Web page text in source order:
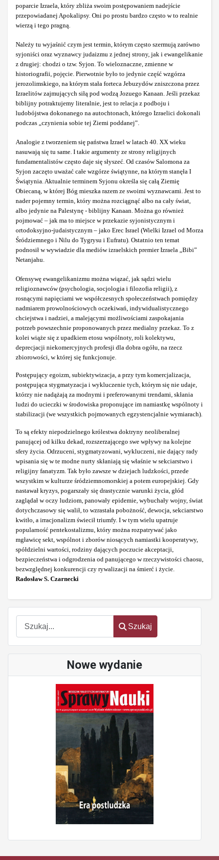
Szukaj
Szukaj
Nowe wydanie
poparcie Izraela, który zbliża swoim postępowaniem nadejście
przepowiadanej Apokalipsy. Oni po prostu bardzo często w to realnie
wierzą i tego pragną.
Należy tu wyjaśnić czym jest termin, którym często szermują zarówno
syjoniści oraz wyznawcy judaizmu z jednej strony, jak i ewangelikanie
z drugiej: chodzi o tzw. Syjon. To wieloznaczne, zmienne w
historiografii, pojęcie. Pierwotnie było to jedynie część wzgórza
jerozolimskiego, na którym stała forteca Jebuzydów zniszczona przez
Izraelitów zajmujących siłą pod wodzą Jozuego Kanaan. Jeśli przekaz
biblijny potraktujemy literalnie, jest to relacja z podboju i
ludobójstwa dokonanego na autochtonach, którego Izraelici dokonali
podczas „czynienia sobie tej Ziemi poddanej”.
Analogie z tworzeniem się państwa Izrael w latach 40. XX wieku
nasuwają się tu same. I takie argumenty ze strony religijnych
fundamentalistów często daje się słyszeć. Od czasów Salomona za
Syjon zaczęto uważać całe wzgórze świątynne, na którym stanęła I
Świątynia. Aktualnie terminem Syjonu określa się całą Ziemię
Obiecaną, w której Bóg mieszka razem ze swoimi wyznawcami. Jest to
nader pojemny termin, który można rozciągnąć albo na cały świat,
albo jedynie na Palestynę - biblijny Kanaan. Można go również
pojmować – jak ma to miejsce w przekazie syjonistycznym i
ortodoksyjno-judaistycznym – jako Erec Israel (Wielki Izrael od Morza
Śródziemnego i Nilu do Tygrysu i Eufratu). Ostatnio ten temat
podnosił w wywiadzie dla mediów izraelskich premier Izraela „Bibi”
Netanjahu.
Ofensywę ewangelikanizmu można wiązać, jak sądzi wielu
religioznawców (psychologia, socjologia i filozofia religii), z
rosnącymi napięciami we współczesnych społeczeństwach pomiędzy
nadmiarem prowolnościowych oczekiwań, indywidualistycznego
chciejstwa i nadziei, a malejącymi możliwościami zaspokajania
potrzeb powszechnie proponowanych przez medialny przekaz. To z
kolei wiąże się z upadkiem etosu wspólnoty, roli kolektywu,
deprecjacji niekomercyjnych profesji dla dobra ogółu, na rzecz
zbiorowości, w której się funkcjonuje.
Postępujący egoizm, subiektywizacja, a przy tym komercjalizacja,
postępująca stygmatyzacja i wykluczenie tych, którym się nie udaje,
którzy nie nadążają za modnymi i preferowanymi trendami, skłania
ludzi do ucieczki w środowiska proponujące im namiastkę wspólnoty i
stabilizacji (we wszystkich pojmowanych egzystencjalnie wymiarach).
To są efekty niepodzielnego królestwa doktryny neoliberalnej
panującej od kilku dekad, rozszerzającego swe wpływy na kolejne
sfery życia. Odrzuceni, stygmatyzowani, wykluczeni, nie dający rady
wpisania się w te modne nurty skłaniają się właśnie w sekciarstwo i
religijny fanatyzm. Tak było zawsze w dziejach ludzkości, przede
wszystkim w kulturze śródziemnomorskiej a potem europejskiej. Gdy
nastawał kryzys, pogarszały się drastycznie warunki życia, głód
zaglądał w oczy ludziom, panowały epidemie, wybuchały wojny, świat
dotychczasowy się walił, to wzrastała pobożność, dewocja, sekciarstwo
kwitło, a irracjonalizm świecił triumfy. I w tym wielu upatruje
popularność pentekostalizmu, który można rozpatrywać jako
mgławicę sekt, wspólnot i zborów niosących namiastki kooperatywy,
spółdzielni wartości, rodziny dających poczucie akceptacji,
bezpieczeństwa i odgrodzenia od panującego w rzeczywistości chaosu,
bezwzględnej konkurencji czy rywalizacji na śmierć i życie.
Radosław S. Czarnecki